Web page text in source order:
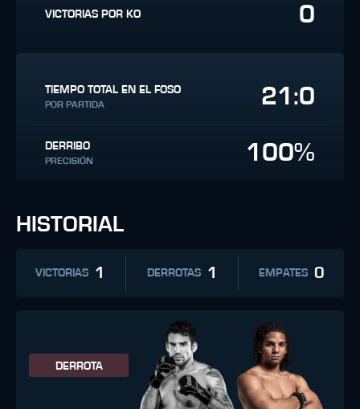
VICTORIAS POR KO 0
TIEMPO TOTAL EN EL FOSO
POR PARTIDA 21:0
DERRIBO
PRECISIÓN 100%
HISTORIAL
VICTORIAS 1 DERROTAS 1 EMPATES 0
DERROTA